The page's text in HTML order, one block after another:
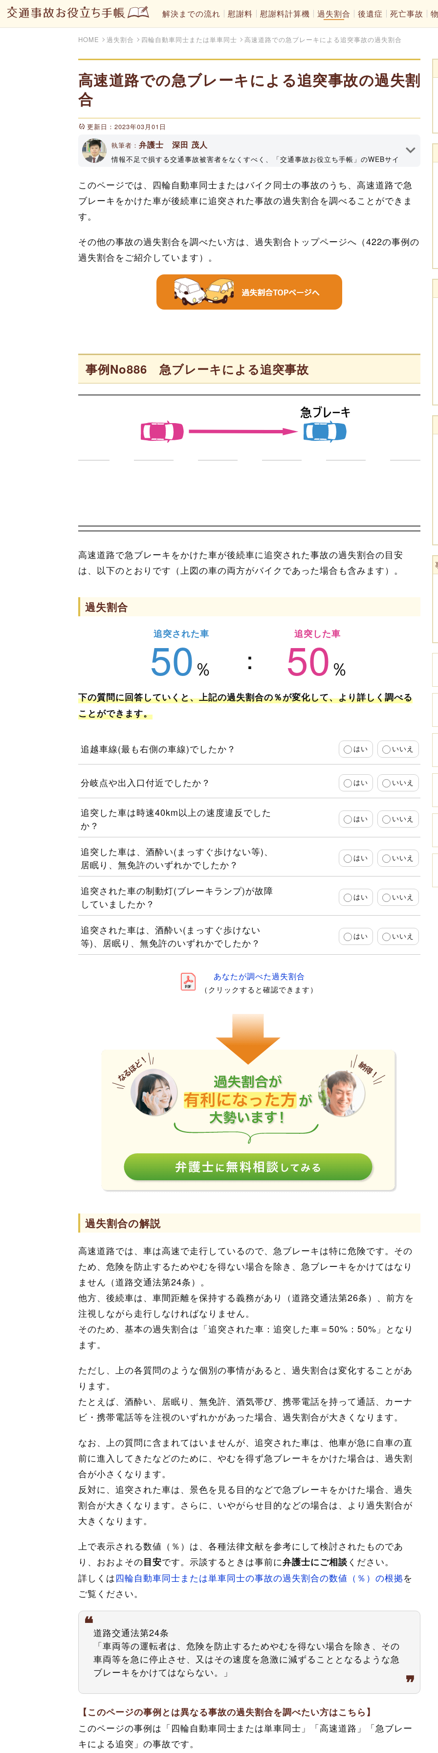
解決までの流れ 慰謝料 慰謝料計算機 過失割合 後遺症 死亡事故
HOME 過失割合 四輪自動車同士または単車同士 高速道路での急ブレーキによる追突事故の過失割合
高速道路での急ブレーキによる追突事故の過失割
合
更新日：2023年03月01日
執筆者： 弁護士 深田 茂人
情報不足で損する交通事故被害者をなくすべく、「交通事故お役立ち手帳」のWEBサイ
属（登録No33161）
執筆者プロフィール
このページでは、四輪自動車同士またはバイク同士の事故のうち、高速道路で急
ブレーキをかけた車が後続車に追突された事故の過失割合を調べることができま
す。
その他の事故の過失割合を調べたい方は、過失割合トップページへ（422の事例の
過失割合をご紹介しています）。
事例No886 急ブレーキによる追突事故
高速道路で急ブレーキをかけた車が後続車に追突された事故の過失割合の目安
は、以下のとおりです（上図の車の両方がバイクであった場合も含みます）。
過失割合
追突された車 追突した車
50 50
下の質問に回答していくと、上記の過失割合の％が変化して、より詳しく調べる
ことができます。
追越車線(最も右側の車線)でしたか？ はい いいえ
分岐点や出入口付近でしたか？ はい いいえ
追突した車は時速40km以上の速度違反でした
か？
はい いいえ
追突した車は、酒酔い(まっすぐ歩けない等)、
居眠り、無免許のいずれかでしたか？
はい いいえ
追突された車の制動灯(ブレーキランプ)が故障
していましたか？
はい いいえ
追突された車は、酒酔い(まっすぐ歩けない
等)、居眠り、無免許のいずれかでしたか？
はい いいえ
あなたが調べた過失割合
（クリックすると確認できます）
過失割合の解説
高速道路では、車は高速で走行しているので、急ブレーキは特に危険です。その
ため、危険を防止するためやむを得ない場合を除き、急ブレーキをかけてはなり
ません（道路交通法第24条）。
他方、後続車は、車間距離を保持する義務があり（道路交通法第26条）、前方を
注視しながら走行しなければなりません。
そのため、基本の過失割合は「追突された車：追突した車＝50%：50%」となり
ます。
ただし、上の各質問のような個別の事情があると、過失割合は変化することがあ
ります。
たとえば、酒酔い、居眠り、無免許、酒気帯び、携帯電話を持って通話、カーナ
ビ・携帯電話等を注視のいずれかがあった場合、過失割合が大きくなります。
なお、上の質問に含まれてはいませんが、追突された車は、他車が急に自車の直
前に進入してきたなどのために、やむを得ず急ブレーキをかけた場合は、過失割
合が小さくなります。
反対に、追突された車は、景色を見る目的などで急ブレーキをかけた場合、過失
割合が大きくなります。さらに、いやがらせ目的などの場合は、より過失割合が
大きくなります。
上で表示される数値（％）は、各種法律文献を参考にして検討されたものであ
り、おおよその目安です。示談するときは事前に弁護士にご相談ください。
詳しくは四輪自動車同士または単車同士の事故の過失割合の数値（％）の根拠を
ご覧ください。
道路交通法第24条
「車両等の運転者は、危険を防止するためやむを得ない場合を除き、その
車両等を急に停止させ、又はその速度を急激に減ずることとなるような急
ブレーキをかけてはならない。」
【このページの事例とは異なる事故の過失割合を調べたい方はこちら】
このページの事例は「四輪自動車同士または単車同士」「高速道路」「急ブレー
キによる追突」の事故です。